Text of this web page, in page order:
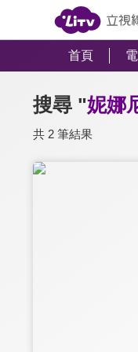
首頁
搜尋 "妮娜
共 2 筆結果